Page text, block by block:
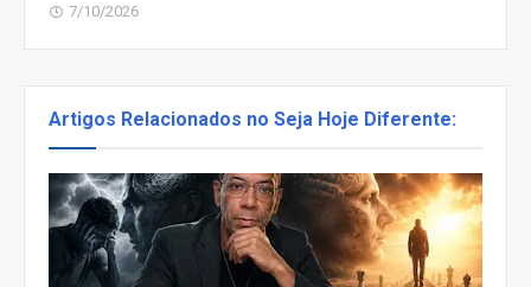
7/10/2026
Artigos Relacionados no Seja Hoje Diferente: